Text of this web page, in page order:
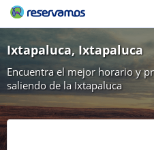
Ixtapaluca, Ixtapaluca
Encuentra el mejor horario y
saliendo de la Ixtapaluca